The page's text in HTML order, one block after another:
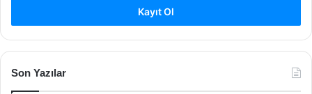
Kayıt Ol
Son Yazılar